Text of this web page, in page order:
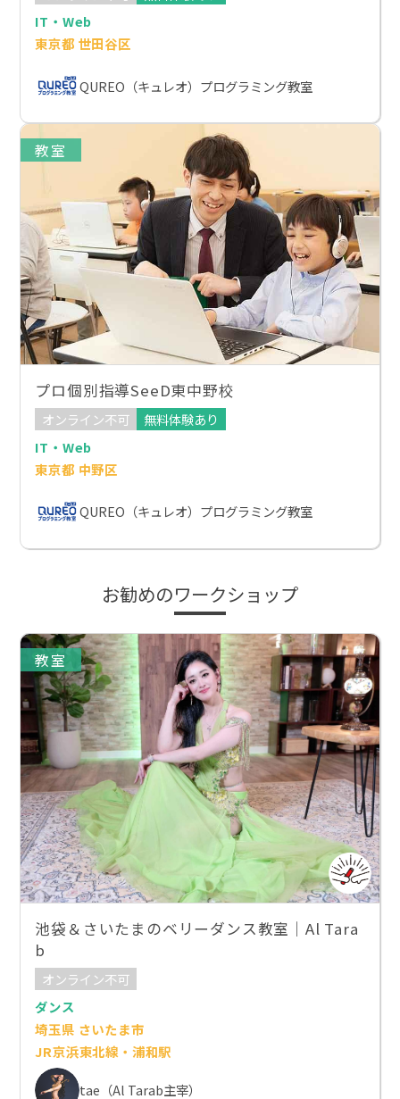
IT・Web
東京都 世田谷区
QUREO（キュレオ）プログラミング教室
教室
プロ個別指導SeeD東中野校
オンライン不可
無料体験あり
IT・Web
東京都 中野区
QUREO（キュレオ）プログラミング教室
お勧めのワークショップ
教室
池袋＆さいたまのベリーダンス教室｜Al Tara
b
オンライン不可
ダンス
埼玉県 さいたま市
JR京浜東北線・浦和駅
tae（Al Tarab主宰）